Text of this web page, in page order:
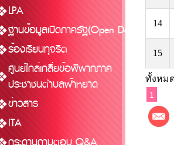
LPA
ฐานข้อมูลเปิดภาครัฐ(Open Data)
ร้องเรียนทุจริต
ศูนย์ไกล่เกลี่ยข้อพิพาทภาค
ประชาชนตำบลฟ้าหยาด
ข่าวสาร
ITA
14
15
ทั้งหม
1